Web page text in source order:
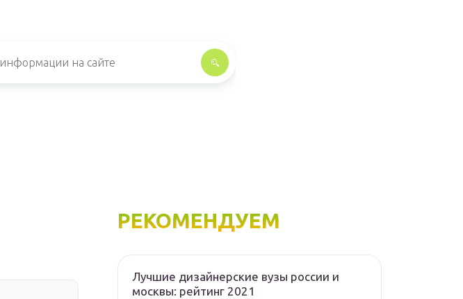
РЕКОМЕНДУЕМ
Лучшие дизайнерские вузы россии и
москвы: рейтинг 2021